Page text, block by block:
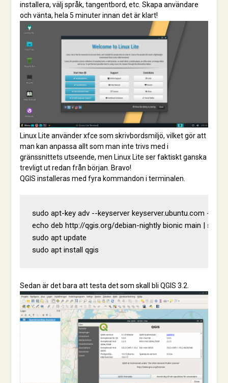
installera, välj språk, tangentbord, etc. Skapa användare
och vänta, hela 5 minuter innan det är klart!
Linux Lite använder xfce som skrivbordsmiljö, vilket gör att
man kan anpassa allt som man inte trivs med i
gränssnittets utseende, men Linux Lite ser faktiskt ganska
trevligt ut redan från början. Bravo!
QGIS installeras med fyra kommandon i terminalen.
sudo apt-key adv --keyserver keyserver.ubuntu.com --
echo deb http://qgis.org/debian-nightly bionic main | sudo
sudo apt update
sudo apt install qgis
Sedan är det bara att testa det som skall bli QGIS 3.2.